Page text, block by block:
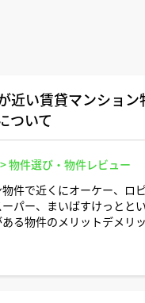
近い賃貸マンション
ついて
>物件選び・物件レビュー
件で近くにオーケー、ロ
パー、まいばすけっとと
る物件のメリットデメリ